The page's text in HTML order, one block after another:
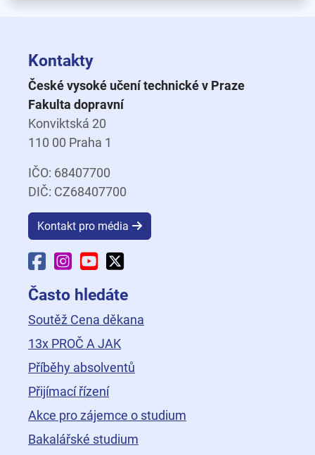
Kontakty
České vysoké učení technické v Praze
Fakulta dopravní
Konviktská 20
110 00 Praha 1
IČO: 68407700
DIČ: CZ68407700
Kontakt pro média
Facebook Fakulty dopravní
Instagram Fakulty dopravní
YouTube Fakulty dopravní
Často hledáte
Soutěž Cena děkana
13x PROČ A JAK
Příběhy absolventů
Přijímací řízení
Akce pro zájemce o studium
Bakalářské studium